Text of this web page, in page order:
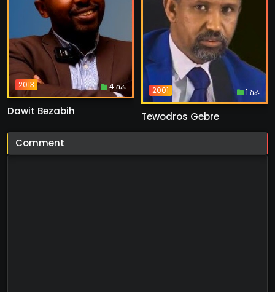
2013 4 ስራ
Dawit Bezabih
2001 1 ስራ
Tewodros Gebre
Comment